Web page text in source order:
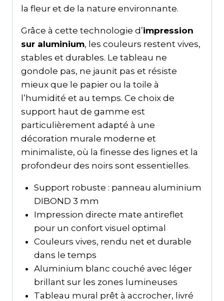
la fleur et de la nature environnante.
Grâce à cette technologie d’impression
sur aluminium, les couleurs restent vives,
stables et durables. Le tableau ne
gondole pas, ne jaunit pas et résiste
mieux que le papier ou la toile à
l’humidité et au temps. Ce choix de
support haut de gamme est
particulièrement adapté à une
décoration murale moderne et
minimaliste, où la finesse des lignes et la
profondeur des noirs sont essentielles.
Support robuste : panneau aluminium
DIBOND 3 mm
Impression directe mate antireflet
pour un confort visuel optimal
Couleurs vives, rendu net et durable
dans le temps
Aluminium blanc couché avec léger
brillant sur les zones lumineuses
Tableau mural prêt à accrocher, livré